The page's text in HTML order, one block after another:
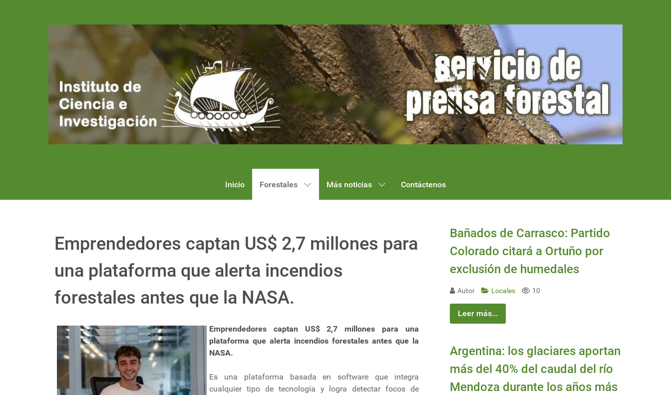
Inicio Forestales Más noticias Contáctenos
Emprendedores captan US$ 2,7 millones para
una plataforma que alerta incendios
forestales antes que la NASA.
Emprendedores captan US$ 2,7 millones para una
plataforma que alerta incendios forestales antes que la
NASA.
Es una plataforma basada en software que integra
cualquier tipo de tecnología y logra detectar focos de
Bañados de Carrasco: Partido
Colorado citará a Ortuño por
exclusión de humedales
Autor Locales 10
Leer más...
Argentina: los glaciares aportan
más del 40% del caudal del río
Mendoza durante los años más